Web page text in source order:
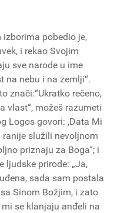
pobedio je,
i rekao Svojim
sve narode u ime
na nebu i na zemlji“.
znači:“Ukratko rečeno,
vlast“, možeš razumeti
Logos govori: ,Data Mi
ranije služili nevoljnom
priznaju za Boga“; i
ljudske prirode: „Ja,
sada sam postala
Sinom Božjim, i zato
se klanjaju anđeli na